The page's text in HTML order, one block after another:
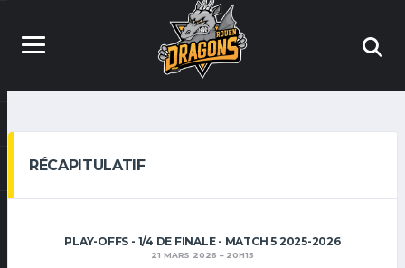
RÉCAPITULATIF
PLAY-OFFS - 1/4 DE FINALE - MATCH 5 2025-2026
21 MARS 2026 20H15